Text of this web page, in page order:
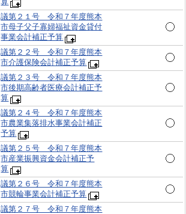
議第２１号 令和７年度熊本
市母子父子寡婦福祉資金貸付
事業会計補正予算
議第２２号 令和７年度熊本
市介護保険会計補正予算
議第２３号 令和７年度熊本
市後期高齢者医療会計補正予
算
議第２４号 令和７年度熊本
市農業集落排水事業会計補正
予算
議第２５号 令和７年度熊本
市産業振興資金会計補正予
算
議第２６号 令和７年度熊本
市競輪事業会計補正予算
議第２７号 令和７年度熊本